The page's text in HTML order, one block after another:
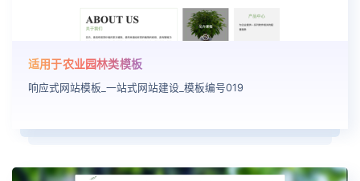
适用于农业园林类模板
响应式网站模板_一站式网站建设_模板编号019